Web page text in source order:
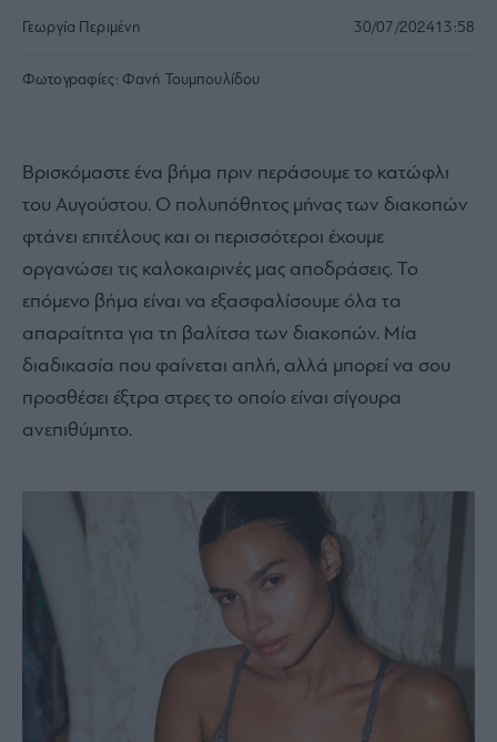
Γεωργία Περιμένη 30/07/202413:58
Φωτογραφίες: Φανή Τουμπουλίδου
Βρισκόμαστε ένα βήμα πριν περάσουμε το κατώφλι
του Αυγούστου. Ο πολυπόθητος μήνας των διακοπών
φτάνει επιτέλους και οι περισσότεροι έχουμε
οργανώσει τις καλοκαιρινές μας αποδράσεις. To
επόμενο βήμα είναι να εξασφαλίσουμε όλα τα
απαραίτητα για τη βαλίτσα των διακοπών. Μία
διαδικασία που φαίνεται απλή, αλλά μπορεί να σου
προσθέσει έξτρα στρες το οποίο είναι σίγουρα
ανεπιθύμητο.